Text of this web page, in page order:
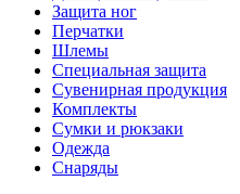
Защита ног
Перчатки
Шлемы
Специальная защита
Сувенирная продукция
Комплекты
Сумки и рюкзаки
Одежда
Снаряды